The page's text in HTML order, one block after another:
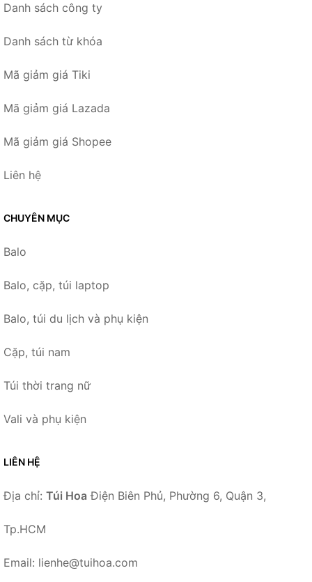
Danh sách công ty
Danh sách từ khóa
Mã giảm giá Tiki
Mã giảm giá Lazada
Mã giảm giá Shopee
Liên hệ
CHUYÊN MỤC
Balo
Balo, cặp, túi laptop
Balo, túi du lịch và phụ kiện
Cặp, túi nam
Túi thời trang nữ
Vali và phụ kiện
LIÊN HỆ
Địa chỉ: Túi Hoa Điện Biên Phủ, Phường 6, Quận 3,
Tp.HCM
Email: lienhe@tuihoa.com